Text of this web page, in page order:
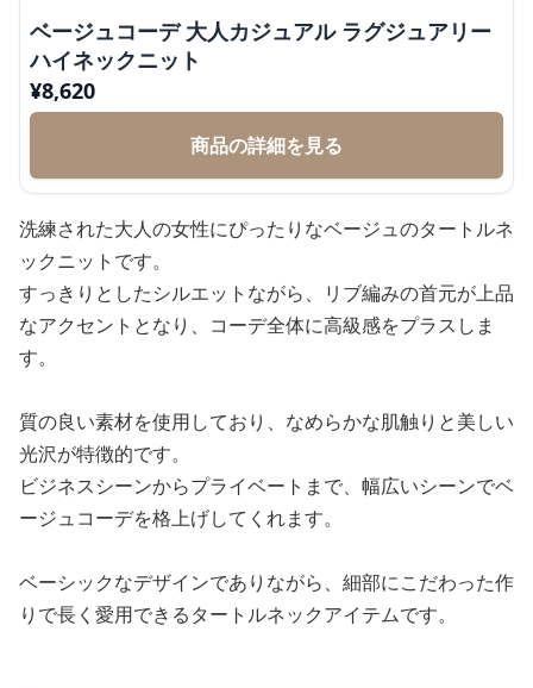
ベージュコーデ 大人カジュアル ラグジュアリー
ハイネックニット
¥8,620
商品の詳細を見る
洗練された大人の女性にぴったりなベージュのタートルネ
ックニットです。
すっきりとしたシルエットながら、リブ編みの首元が上品
なアクセントとなり、コーデ全体に高級感をプラスしま
す。
質の良い素材を使用しており、なめらかな肌触りと美しい
光沢が特徴的です。
ビジネスシーンからプライベートまで、幅広いシーンでベ
ージュコーデを格上げしてくれます。
ベーシックなデザインでありながら、細部にこだわった作
りで長く愛用できるタートルネックアイテムです。